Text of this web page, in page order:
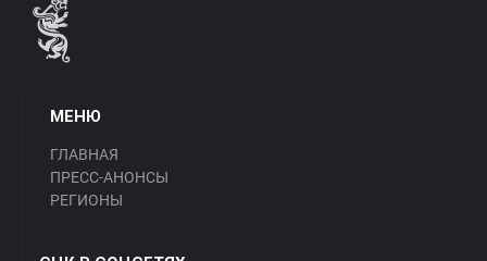
МЕНЮ
ГЛАВНАЯ
ПРЕСС-АНОНСЫ
РЕГИОНЫ